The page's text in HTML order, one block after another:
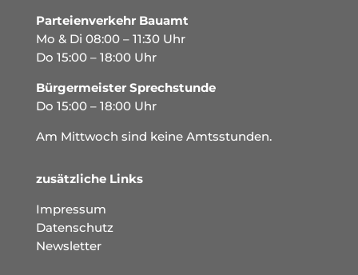
Parteienverkehr Bauamt
Mo & Di 08:00 – 11:30 Uhr
Do 15:00 – 18:00 Uhr
Bürgermeister Sprechstunde
Do 15:00 – 18:00 Uhr
Am Mittwoch sind keine Amtsstunden.
zusätzliche Links
Impressum
Datenschutz
Newsletter